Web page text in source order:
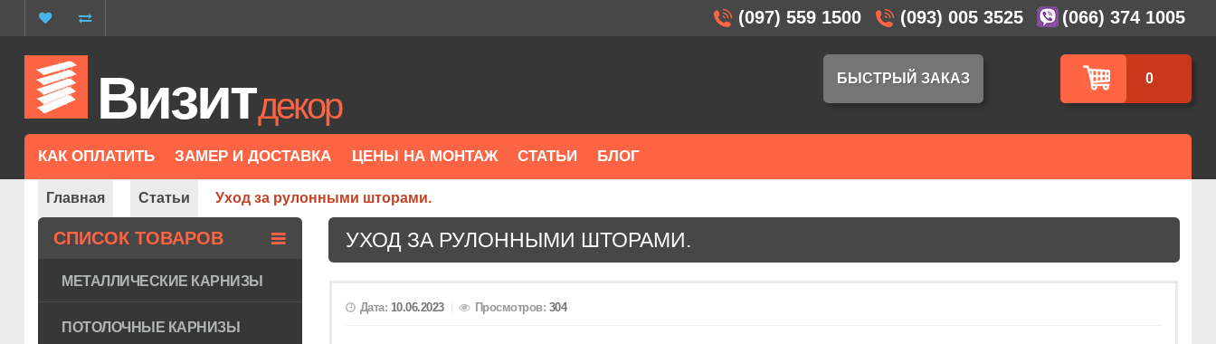
УХОД ЗА РУЛОННЫМИ ШТОРАМИ.
Дата: 10.06.2023 Просмотров: 304
СПИСОК ТОВАРОВ
МЕТАЛЛИЧЕСКИЕ КАРНИЗЫ
ПОТОЛОЧНЫЕ КАРНИЗЫ
Главная Статьи Уход за рулонными шторами.
(097) 559 1500 (093) 005 3525 (066) 374 1005
Визитдекор
БЫСТРЫЙ ЗАКАЗ 0
КАК ОПЛАТИТЬ ЗАМЕР И ДОСТАВКА ЦЕНЫ НА МОНТАЖ СТАТЬИ БЛОГ